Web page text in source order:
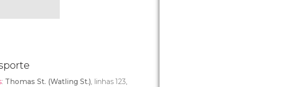
: Thomas St. (Watling St.), linhas 123,